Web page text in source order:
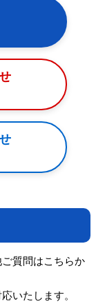
質問はこちらか
いたします。